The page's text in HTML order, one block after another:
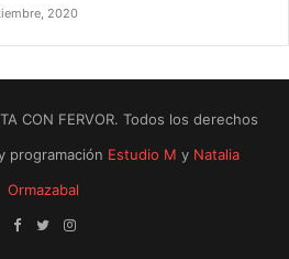
2020
CON FERVOR. Todos los derechos
programación Estudio M y Natalia
Ormazabal